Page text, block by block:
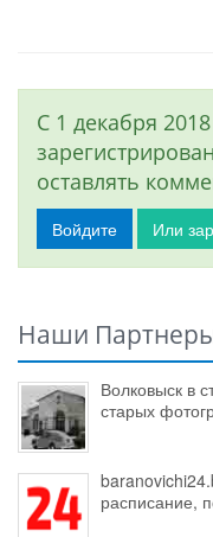
С 1 декабря
оставлять
Войдите Или
Наши
Волковыск в
старых
расписание,